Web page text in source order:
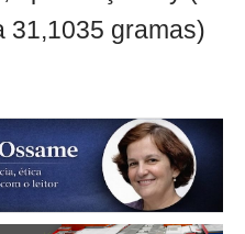
31,1035 gramas)